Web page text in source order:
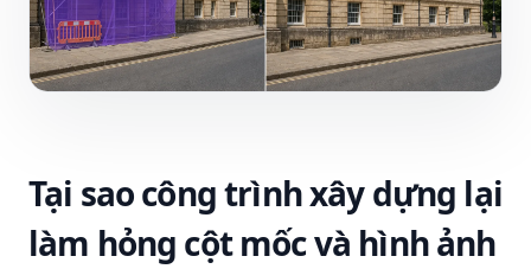
Tại sao công trình xây dựng lại
làm hỏng cột mốc và hình ảnh